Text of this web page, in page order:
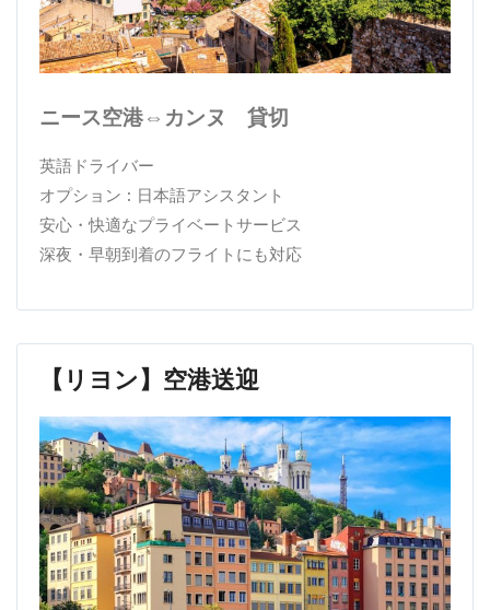
ニース空港⇔カンヌ 貸切
英語ドライバー
オプション : 日本語アシスタント
安心・快適なプライベートサービス
深夜・早朝到着のフライトにも対応
【リヨン】空港送迎